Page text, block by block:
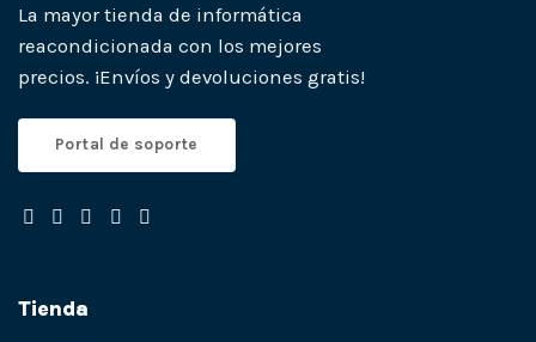
La mayor tienda de informática
reacondicionada con los mejores
precios. ¡Envíos y devoluciones gratis!
Portal de soporte
Tienda